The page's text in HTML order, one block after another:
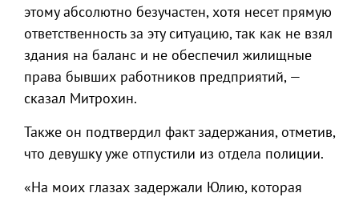
этому абсолютно безучастен, хотя несет прямую
ответственность за эту ситуацию, так как не взял
здания на баланс и не обеспечил жилищные
права бывших работников предприятий, —
сказал Митрохин.
Также он подтвердил факт задержания, отметив,
что девушку уже отпустили из отдела полиции.
«На моих глазах задержали Юлию, которая